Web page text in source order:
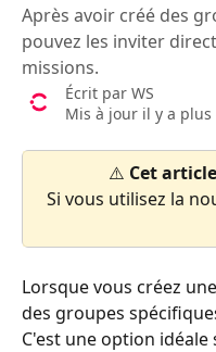
Après avoir créé des
pouvez les inviter
missions.
Écrit par WS
Mis à jour il y a plus
⚠️ Cet
Si vous utilisez la
Lorsque vous créez
des groupes
C'est une option